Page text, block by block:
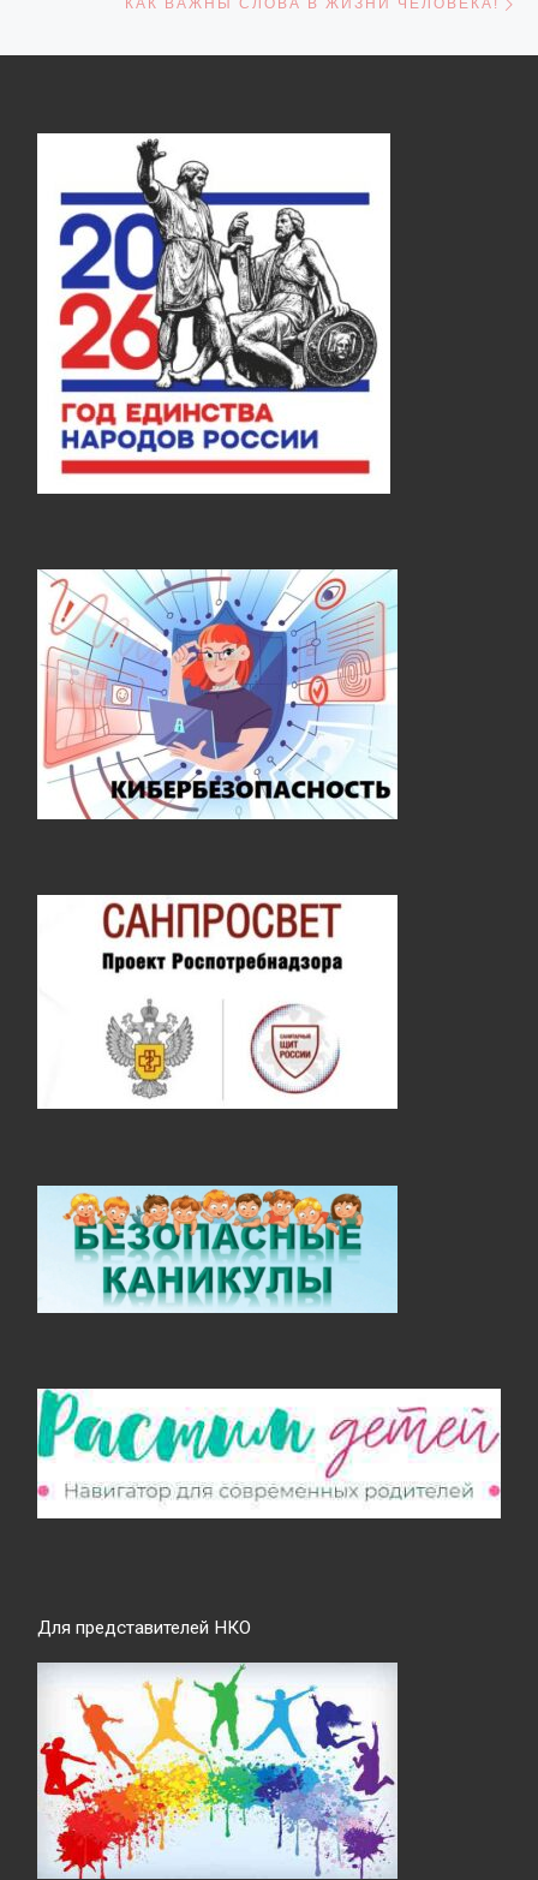
КАК ВАЖНЫ СЛОВА В ЖИЗНИ ЧЕЛОВЕКА!
Для представителей НКО